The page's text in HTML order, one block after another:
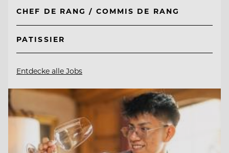
CHEF DE RANG / COMMIS DE RANG
PATISSIER
Entdecke alle Jobs